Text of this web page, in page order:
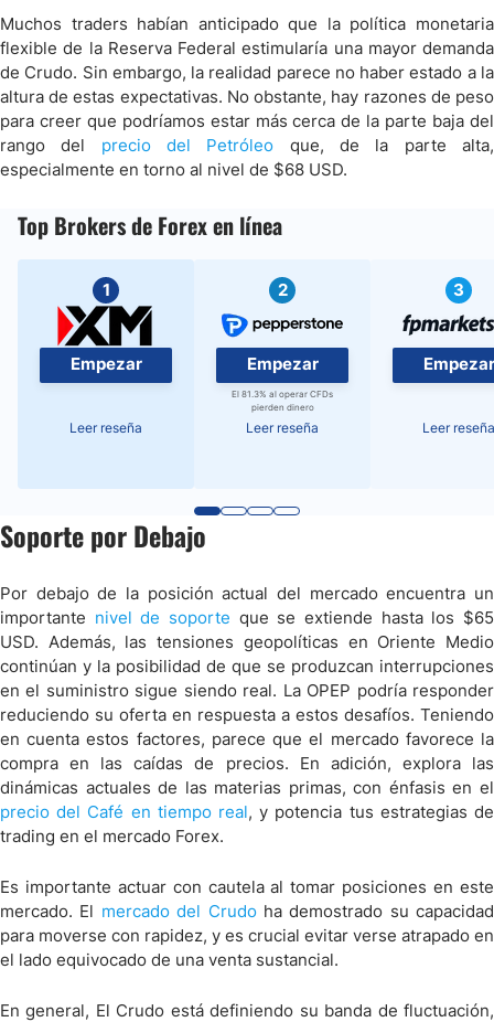
Muchos traders habían anticipado que la política monetaria
flexible de la Reserva Federal estimularía una mayor demanda
de Crudo. Sin embargo, la realidad parece no haber estado a la
altura de estas expectativas. No obstante, hay razones de peso
para creer que podríamos estar más cerca de la parte baja del
rango del precio del Petróleo que, de la parte alta,
especialmente en torno al nivel de $68 USD.
Top Brokers de Forex en línea
1
Empezar
Leer reseña
2
Empezar
El 81.3% al operar CFDs
pierden dinero
Leer reseña
3
Empezar
Leer reseña
Soporte por Debajo
Por debajo de la posición actual del mercado encuentra un
importante nivel de soporte que se extiende hasta los $65
USD. Además, las tensiones geopolíticas en Oriente Medio
continúan y la posibilidad de que se produzcan interrupciones
en el suministro sigue siendo real. La OPEP podría responder
reduciendo su oferta en respuesta a estos desafíos. Teniendo
en cuenta estos factores, parece que el mercado favorece la
compra en las caídas de precios. En adición, explora las
dinámicas actuales de las materias primas, con énfasis en el
precio del Café en tiempo real, y potencia tus estrategias de
trading en el mercado Forex.
Es importante actuar con cautela al tomar posiciones en este
mercado. El mercado del Crudoha demostrado su capacidad
para moverse con rapidez, y es crucial evitar verse atrapado en
el lado equivocado de una venta sustancial.
En general, El Crudo está definiendo su banda de fluctuación,